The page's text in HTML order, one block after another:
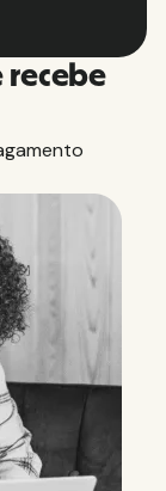
recebe